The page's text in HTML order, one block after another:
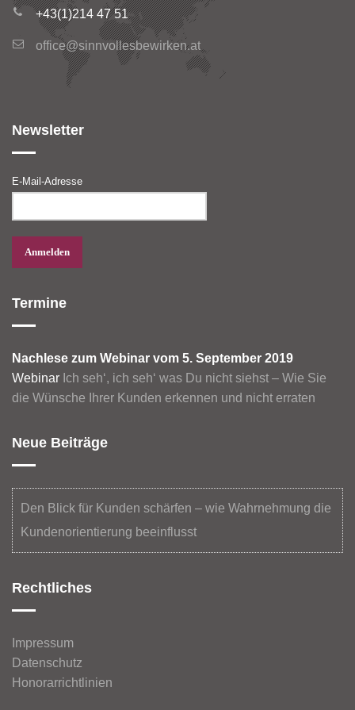
+43(1)214 47 51
office@sinnvollesbewirken.at
Newsletter
E-Mail-Adresse
Termine
Nachlese zum Webinar vom 5. September 2019
Webinar Ich seh‘, ich seh‘ was Du nicht siehst – Wie Sie
die Wünsche Ihrer Kunden erkennen und nicht erraten
Neue Beiträge
Den Blick für Kunden schärfen – wie Wahrnehmung die
Kundenorientierung beeinflusst
Rechtliches
Impressum
Datenschutz
Honorarrichtlinien